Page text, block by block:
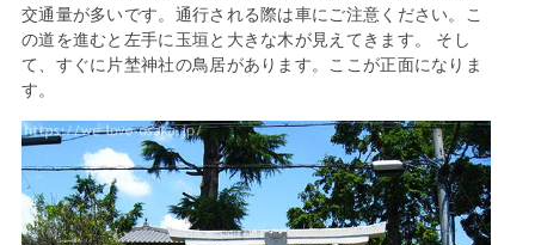
交通量が多いです。通行される際は車にご注意ください。こ
の道を進むと左手に玉垣と大きな木が見えてきます。 そし
て、すぐに片埜神社の鳥居があります。ここが正面になりま
す。